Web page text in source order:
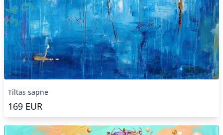
Tiltas sapne
169 EUR